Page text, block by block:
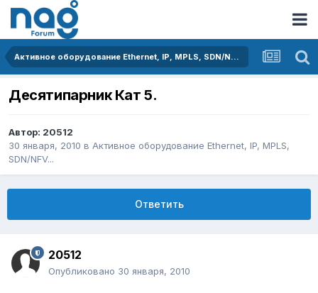
Активное оборудование Ethernet, IP, MPLS, SDN/NFV...
Десятипарник Кат 5.
Автор: 20512
30 января, 2010 в Активное оборудование Ethernet, IP, MPLS,
SDN/NFV...
Ответить
20512
Опубликовано 30 января, 2010